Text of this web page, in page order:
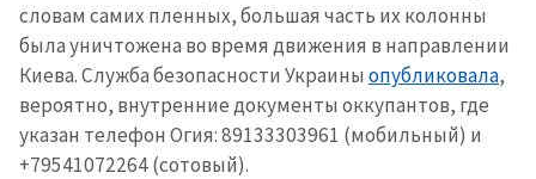
словам самих пленных, большая часть их колонны
была уничтожена во время движения в направлении
Киева. Служба безопасности Украины опубликовала,
вероятно, внутренние документы оккупантов, где
указан телефон Огия: 89133303961 (мобильный) и
+79541072264 (сотовый).